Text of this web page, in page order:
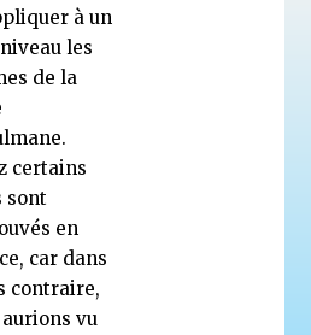
à un
les
de la
certains
sont
en
car dans
contraire,
vu